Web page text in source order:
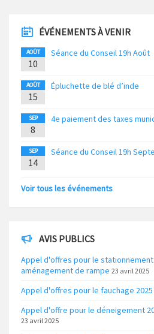
ÉVÉNEMENTS À VENIR
AOÛT
10
Séance du Conseil 19h Août
AOÛT
15
Épluchette de blé d’inde
SEP
8
4e paiement des taxes
SEP
14
Séance du Conseil 19h
Voir tous les événements
AVIS PUBLICS
Appel d'offres pour le
aménagement de rampe 23 avril 2025
Appel d'offres pour le fauchage 2025
Appel d'offre pour le déneigement
23 avril 2025